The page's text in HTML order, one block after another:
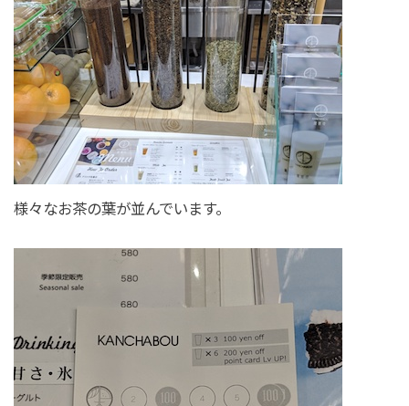
様々なお茶の葉が並んでいます。